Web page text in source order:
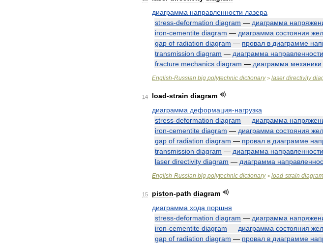
диаграмма направленности лазера
stress-deformation diagram — диаграмма
iron-cementite diagram — диаграмма состояния
gap of radiation diagram — провал в диаграмме
transmission diagram — диаграмма направленности
fracture mechanics diagram — диаграмма механики
English-Russian big polytechnic dictionary> laser directivity
14 load-strain diagram
диаграмма деформация-нагрузка
stress-deformation diagram — диаграмма
iron-cementite diagram — диаграмма состояния
gap of radiation diagram — провал в диаграмме
transmission diagram — диаграмма направленности
laser directivity diagram — диаграмма
English-Russian big polytechnic dictionary> load-strain diagram
15 piston-path diagram
диаграмма хода поршня
stress-deformation diagram — диаграмма
iron-cementite diagram — диаграмма состояния
gap of radiation diagram — провал в диаграмме